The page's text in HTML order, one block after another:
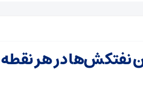
نفتکش‌ها در هر نقطه